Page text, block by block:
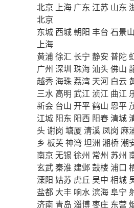
北京 上海 广东 江苏 山东
北京
东城 西城朝阳 丰台 石景山
上海
黄浦徐汇 长宁 静安 普陀
广州 深圳 珠海 汕头佛山
越秀 海珠 荔湾 天河 白云
三水 高明 武江 浈江 曲江
新会 台山 开平鹤山 恩平
江城 阳东 阳西 阳春清城
头谢岗 塘厦 清溪 凤岗 麻
乡 板芙 神湾坦洲 湘桥潮
南京 无锡 徐州 常州 苏州
玄武秦淮 建邺鼓楼 浦口
溧阳 姑苏 虎丘 吴中 相城
盐都 大丰 响水滨海阜宁
济南 青岛 淄博枣庄 东营